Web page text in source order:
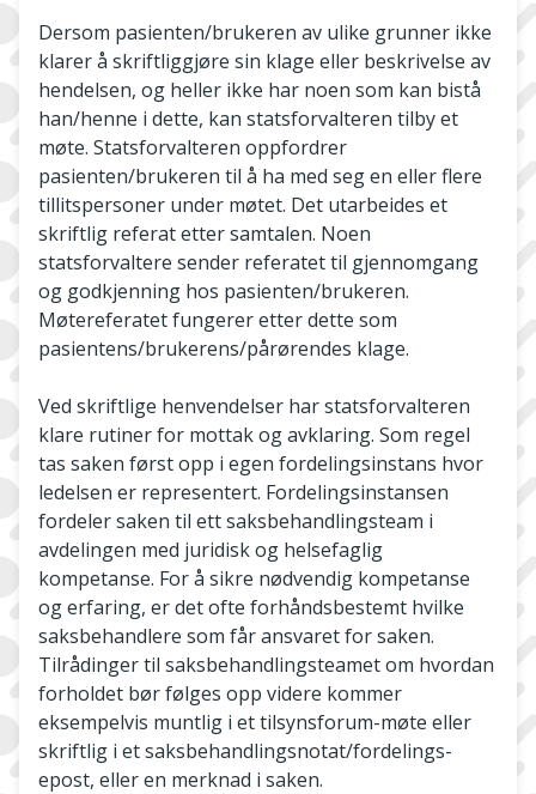
Dersom pasienten/brukeren av ulike grunner ikke
klarer å skriftliggjøre sin klage eller beskrivelse av
hendelsen, og heller ikke har noen som kan bistå
han/henne i dette, kan statsforvalteren tilby et
møte. Statsforvalteren oppfordrer
pasienten/brukeren til å ha med seg en eller flere
tillitspersoner under møtet. Det utarbeides et
skriftlig referat etter samtalen. Noen
statsforvaltere sender referatet til gjennomgang
og godkjenning hos pasienten/brukeren.
Møtereferatet fungerer etter dette som
pasientens/brukerens/pårørendes klage.
Ved skriftlige henvendelser har statsforvalteren
klare rutiner for mottak og avklaring. Som regel
tas saken først opp i egen fordelingsinstans hvor
ledelsen er representert. Fordelingsinstansen
fordeler saken til ett saksbehandlingsteam i
avdelingen med juridisk og helsefaglig
kompetanse. For å sikre nødvendig kompetanse
og erfaring, er det ofte forhåndsbestemt hvilke
saksbehandlere som får ansvaret for saken.
Tilrådinger til saksbehandlingsteamet om hvordan
forholdet bør følges opp videre kommer
eksempelvis muntlig i et tilsynsforum-møte eller
skriftlig i et saksbehandlingsnotat/fordelings-
epost, eller en merknad i saken.